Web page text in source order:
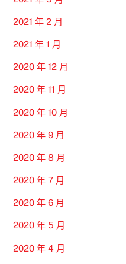
2021 年 2 月
2021 年 1 月
2020 年 12 月
2020 年 11 月
2020 年 10 月
2020 年 9 月
2020 年 8 月
2020 年 7 月
2020 年 6 月
2020 年 5 月
2020 年 4 月